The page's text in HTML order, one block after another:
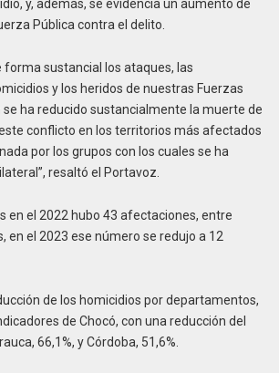
y, además, se evidencia un aumento de
Pública contra el delito.
forma sustancial los ataques, las
y los heridos de nuestras Fuerzas
ha reducido sustancialmente la muerte de
conflicto en los territorios más afectados
por los grupos con los cuales se ha
resaltó el Portavoz.
en el 2022 hubo 43 afectaciones, entre
en el 2023 ese número se redujo a 12
de los homicidios por departamentos,
de Chocó, con una reducción del
66,1%, y Córdoba, 51,6%.